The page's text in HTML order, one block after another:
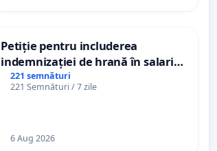
Petiție pentru includerea
indemnizației de hrană în salariul
de bază și protejarea gradațiilor
de vechime pentru asistenții
221 semnături
221 Semnături / 7 zile
6 Aug 2026